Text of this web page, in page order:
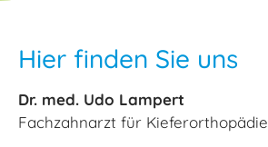
Hier finden Sie uns
Dr. med. Udo Lampert
Fachzahnarzt für Kieferorthopädie